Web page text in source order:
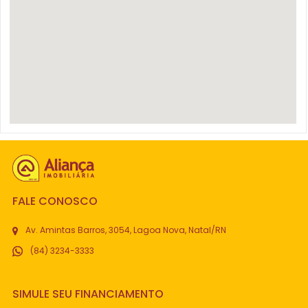
FALE CONOSCO
Av. Amintas Barros, 3054, Lagoa Nova, Natal/RN
(84) 3234-3333
SIMULE SEU FINANCIAMENTO